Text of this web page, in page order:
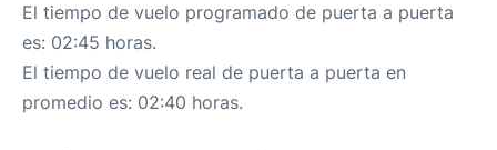
El tiempo de vuelo programado de puerta a puerta
es: 02:45 horas.
El tiempo de vuelo real de puerta a puerta en
promedio es: 02:40 horas.